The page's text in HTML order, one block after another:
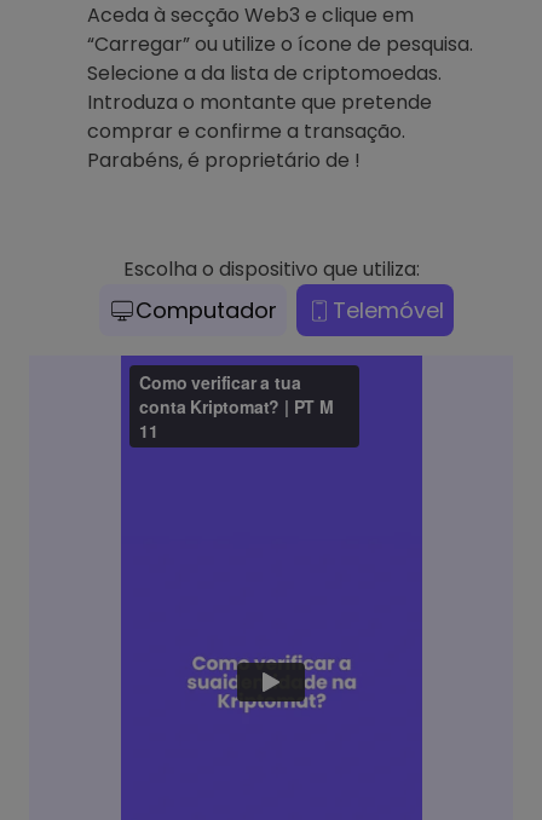
Aceda à secção Web3 e clique em
“Carregar” ou utilize o ícone de pesquisa.
Selecione a da lista de criptomoedas.
Introduza o montante que pretende
comprar e confirme a transação.
Parabéns, é proprietário de !
Escolha o dispositivo que utiliza:
Computador Telemóvel